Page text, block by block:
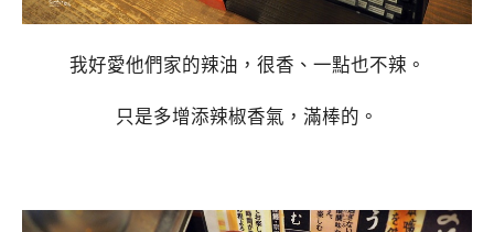
我好愛他們家的辣油，很香、一點也不辣。
只是多增添辣椒香氣，滿棒的。